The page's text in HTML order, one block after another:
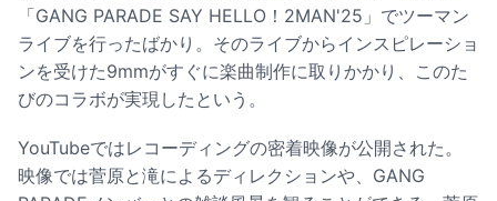
「GANG PARADE SAY HELLO！2MAN'25」でツーマン
ライブを行ったばかり。そのライブからインスピレーショ
ンを受けた9mmがすぐに楽曲制作に取りかかり、このた
びのコラボが実現したという。
YouTubeではレコーディングの密着映像が公開された。
映像では菅原と滝によるディレクションや、GANG